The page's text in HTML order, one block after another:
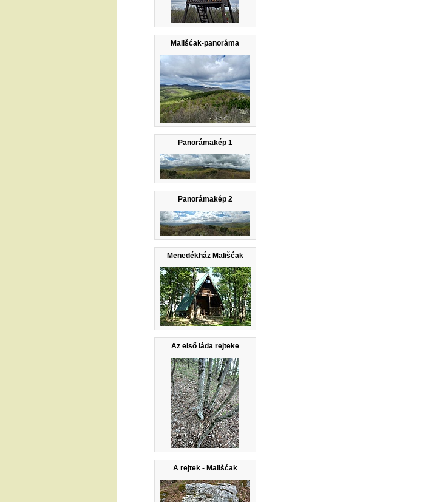
Mališćak-panoráma
Panorámakép 1
Panorámakép 2
Menedékház Mališćak
Az első láda rejteke
A rejtek - Mališćak